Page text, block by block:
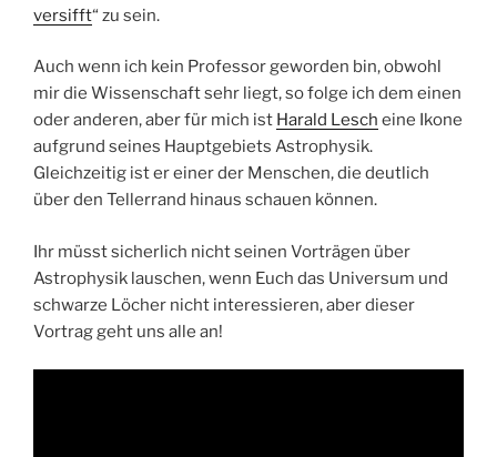
versifft“ zu sein.
Auch wenn ich kein Professor geworden bin, obwohl
mir die Wissenschaft sehr liegt, so folge ich dem einen
oder anderen, aber für mich ist Harald Lesch eine Ikone
aufgrund seines Hauptgebiets Astrophysik.
Gleichzeitig ist er einer der Menschen, die deutlich
über den Tellerrand hinaus schauen können.
Ihr müsst sicherlich nicht seinen Vorträgen über
Astrophysik lauschen, wenn Euch das Universum und
schwarze Löcher nicht interessieren, aber dieser
Vortrag geht uns alle an!